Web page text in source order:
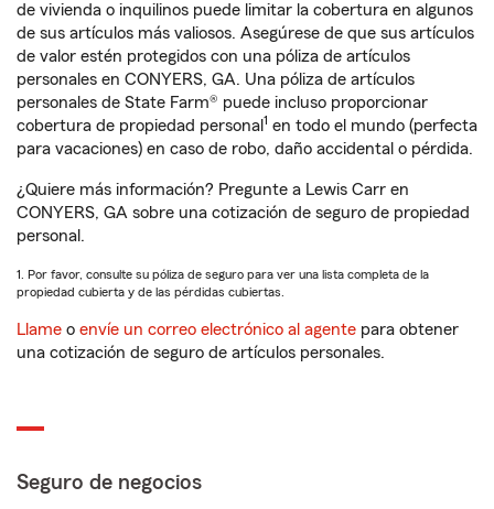
de vivienda o inquilinos puede limitar la cobertura en algunos
de sus artículos más valiosos. Asegúrese de que sus artículos
de valor estén protegidos con una póliza de artículos
personales en CONYERS, GA. Una póliza de artículos
personales de State Farm® puede incluso proporcionar
cobertura de propiedad personal 1 en todo el mundo (perfecta
para vacaciones) en caso de robo, daño accidental o pérdida.
¿Quiere más información? Pregunte a Lewis Carr en
CONYERS, GA sobre una cotización de seguro de propiedad
personal.
1. Por favor, consulte su póliza de seguro para ver una lista completa de la
propiedad cubierta y de las pérdidas cubiertas.
Llame o envíe un correo electrónico al agente para obtener
una cotización de seguro de artículos personales.
Seguro de negocios